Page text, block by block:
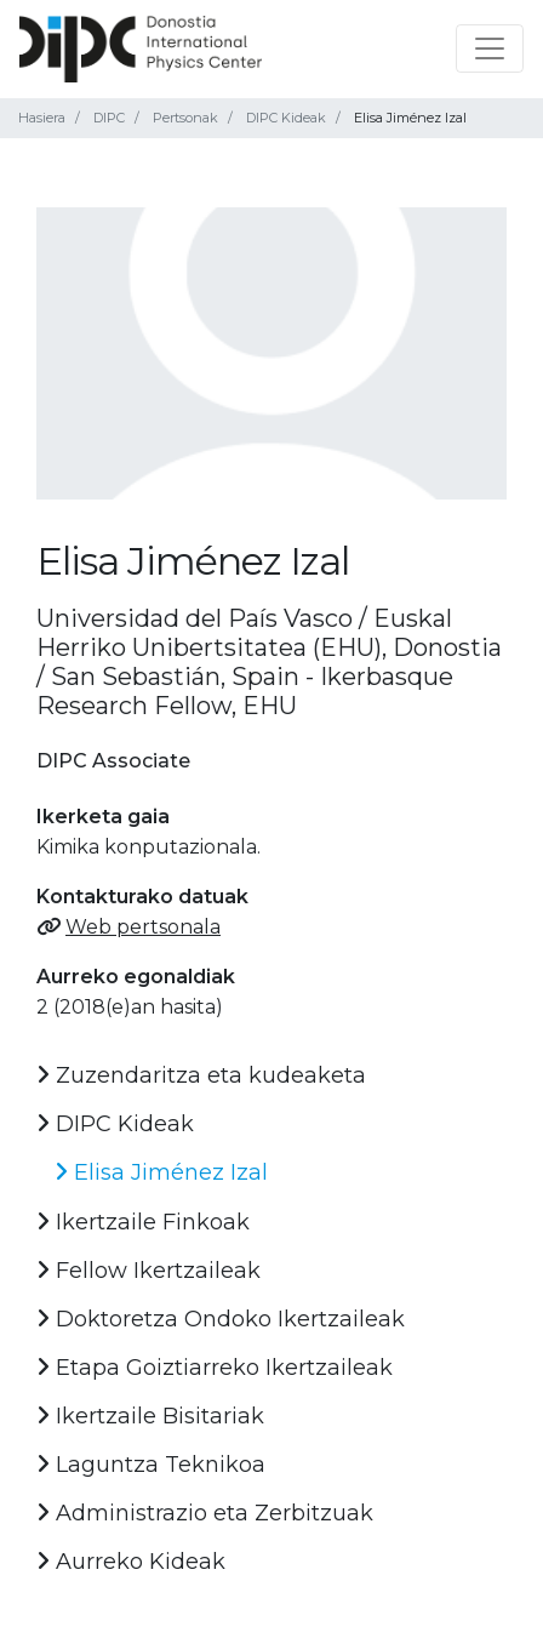
Hasiera DIPC Pertsonak DIPC Kideak Elisa Jiménez Izal
Elisa Jiménez Izal
Universidad del País Vasco / Euskal
Herriko Unibertsitatea (EHU), Donostia
/ San Sebastián, Spain - Ikerbasque
Research Fellow, EHU
DIPC Associate
Ikerketa gaia
Kimika konputazionala.
Kontakturako datuak
Web pertsonala
Aurreko egonaldiak
2 (2018(e)an hasita)
Zuzendaritza eta kudeaketa
DIPC Kideak
Elisa Jiménez Izal
Ikertzaile Finkoak
Fellow Ikertzaileak
Doktoretza Ondoko Ikertzaileak
Etapa Goiztiarreko Ikertzaileak
Ikertzaile Bisitariak
Laguntza Teknikoa
Administrazio eta Zerbitzuak
Aurreko Kideak